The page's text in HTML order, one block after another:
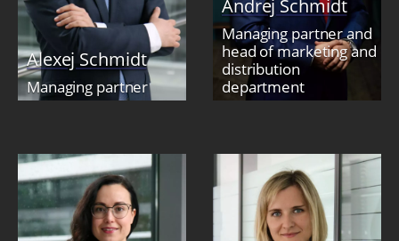
Alexej Schmidt
Managing partner
Andrej Schmidt
Managing partner and
head of marketing and
distribution
department